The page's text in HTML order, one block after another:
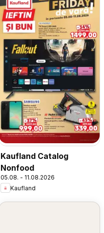
Kaufland Catalog
Nonfood
05.08. - 11.08.2026
Kaufland